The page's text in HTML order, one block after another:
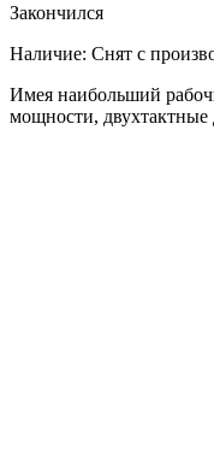
Закончился
Наличие: Снят с
Имея наибольший
мощности, двухтактные